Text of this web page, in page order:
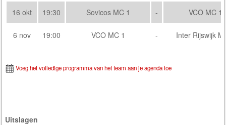
16 okt 19:30 Sovicos MC 1 - VCO MC 1
6 nov 19:00 VCO MC 1 - Inter Rijswijk
Voeg het volledige programma van het team aan je agenda toe
Uitslagen